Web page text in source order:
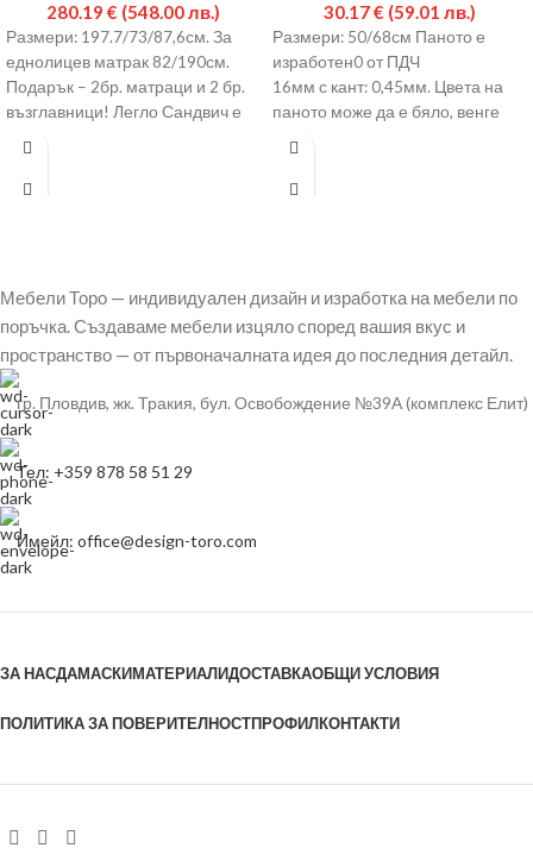
280.19 € (548.00 лв.)
Размери: 197.7/73/87,6см. За
еднолицев матрак 82/190см.
Подарък – 2бр. матраци и 2 бр.
възглавници! Легло Сандвич е
изработено от ПДЧ
30.17€ (59.01 лв.)
Размери: 50/68см Паното е
изработен0 от ПДЧ
16мм с кант: 0,45мм. Цвета на
паното може да е бяло, венге
или сонома.
Мебели Торо — индивидуален дизайн и изработка на мебели по
поръчка. Създаваме мебели изцяло според вашия вкус и
пространство — от първоначалната идея до последния детайл.
гр. Пловдив, жк. Тракия, бул. Освобождение №39А (комплекс Елит)
Тел: +359 878 58 51 29
Имейл: office@design-toro.com
ЗА НАСДАМАСКИМАТЕРИАЛИДОСТАВКАОБЩИ УСЛОВИЯ
ПОЛИТИКА ЗА ПОВЕРИТЕЛНОСТПРОФИЛКОНТАКТИ